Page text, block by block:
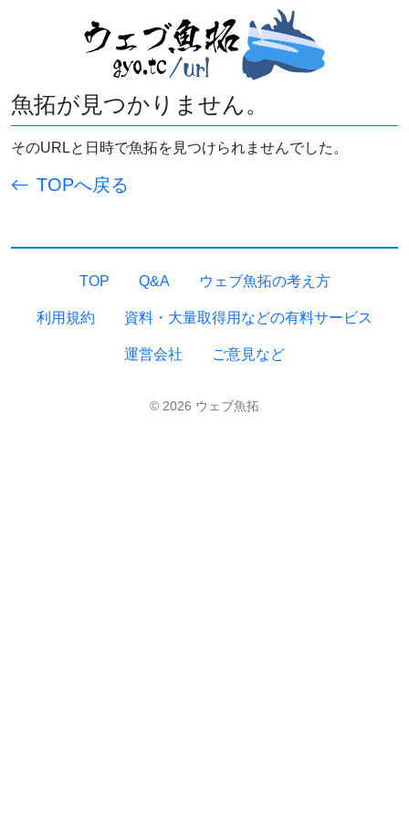
魚拓が見つかりません。
そのURLと日時で魚拓を見つけられませんでした。
TOPへ戻る
TOP Q&A ウェブ魚拓の考え方
利用規約 資料・大量取得用などの有料サービス
運営会社 ご意見など
© 2026 ウェブ魚拓